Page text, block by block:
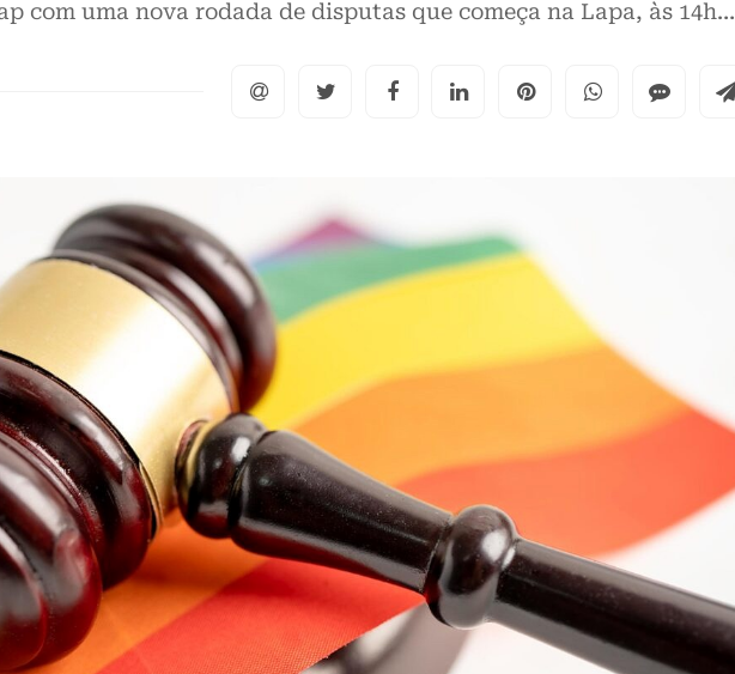
com uma nova rodada de disputas que começa na Lapa, às 14h…